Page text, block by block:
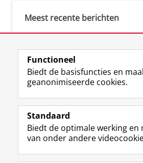
Meest recente berichten
Meest gebruikte tags
justice (1)
Resilience (1)
Functioneel
Biedt de basisfuncties en
geanonimiseerde cookies.
Standaard
Biedt de optimale werking en
van onder andere